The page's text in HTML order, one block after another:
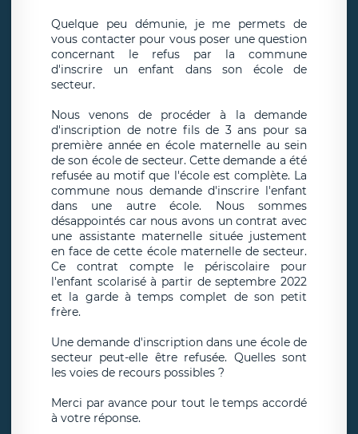
Quelque peu démunie, je me permets de
vous contacter pour vous poser une question
concernant le refus par la commune
d'inscrire un enfant dans son école de
secteur.
Nous venons de procéder à la demande
d'inscription de notre fils de 3 ans pour sa
première année en école maternelle au sein
de son école de secteur. Cette demande a été
refusée au motif que l'école est complète. La
commune nous demande d'inscrire l'enfant
dans une autre école. Nous sommes
désappointés car nous avons un contrat avec
une assistante maternelle située justement
en face de cette école maternelle de secteur.
Ce contrat compte le périscolaire pour
l'enfant scolarisé à partir de septembre 2022
et la garde à temps complet de son petit
frère.
Une demande d'inscription dans une école de
secteur peut-elle être refusée. Quelles sont
les voies de recours possibles ?
Merci par avance pour tout le temps accordé
à votre réponse.